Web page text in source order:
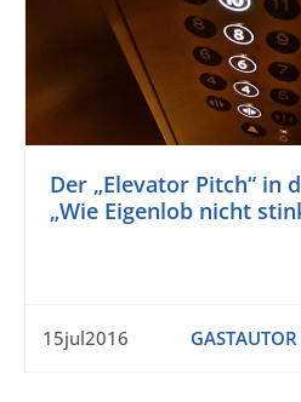
Der „Elevator Pitch“ in
„Wie Eigenlob nicht
15jul2016 GASTAUTOR